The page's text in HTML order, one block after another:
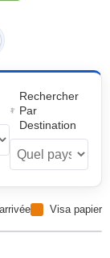
Rechercher
Par
Destination
Visa papier